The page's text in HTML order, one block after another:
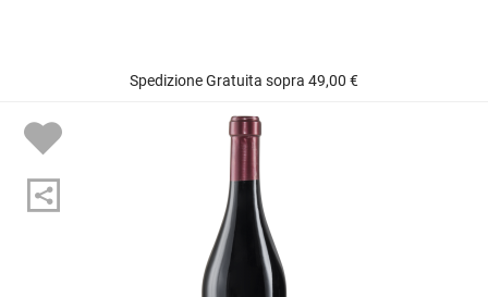
Spedizione Gratuita sopra 49,00 €